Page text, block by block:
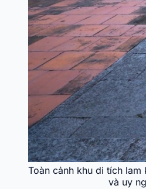
Toàn cảnh khu di tích lam
và uy